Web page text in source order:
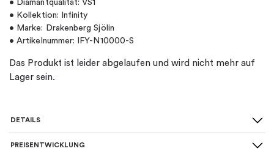
• Diamantqualität: VS1
• Kollektion: Infinity
• Marke: Drakenberg Sjölin
• Artikelnummer: IFY-N10000-S
Das Produkt ist leider abgelaufen und wird nicht mehr auf
Lager sein.
DETAILS
SKU
PREISENTWICKLUNG